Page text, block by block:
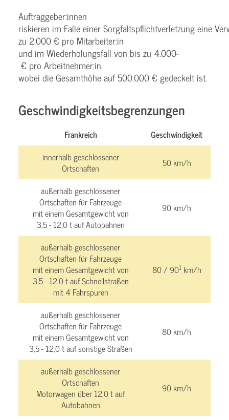
Auftraggeber:innen
riskieren im Falle einer Sorgfaltspflichtverletzung eine
zu 2.000­­ € pro Mitarbeiter:in
und im Wiederholungsfall von bis zu 4.000­
€ pro Arbeitnehmer:in,
wobei die Gesamthöhe auf 500.000­­ € gedeckelt ist.
Geschwindigkeitsbegrenzungen
Frankreich
Geschwindigkeit
innerhalb geschlossener
Ortschaften
50 km/h
außerhalb geschlossener
Ortschaften für Fahrzeuge
mit einem Gesamtgewicht von
3,5 - 12,0 t auf Autobahnen
90 km/h
außerhalb geschlossener
Ortschaften für Fahrzeuge
mit einem Gesamtgewicht von
3,5 - 12,0 t auf Schnellstraßen
mit 4 Fahrspuren
80 / 901km/h
außerhalb geschlossener
Ortschaften für Fahrzeuge
mit einem Gesamtgewicht von
3,5 - 12,0 t auf sonstige Straßen
80 km/h
außerhalb geschlossener
Ortschaften
Motorwagen über 12,0 t auf
Autobahnen
90 km/h